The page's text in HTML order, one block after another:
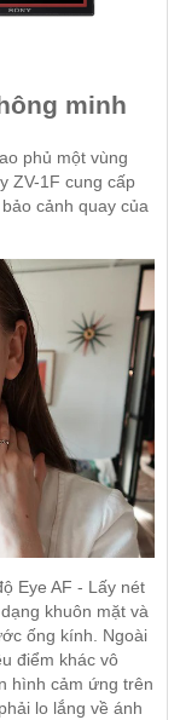
minh
phủ một vùng
ZV-1F cung cấp
cảnh quay của
Eye AF - Lấy nét
khuôn mặt và
ống kính. Ngoài
điểm khác vô
hình cảm ứng trên
lo lắng về ánh